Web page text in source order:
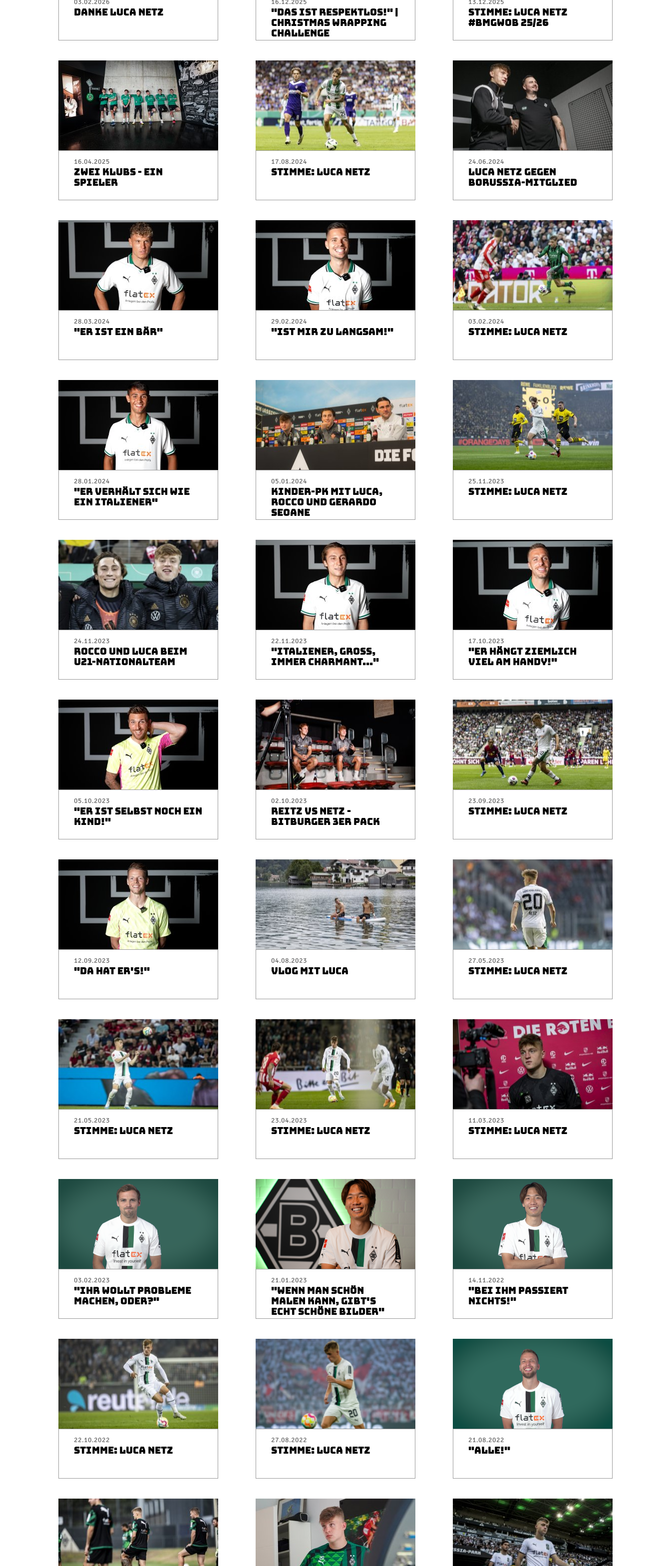
03.02.2026
DANKE LUCA NETZ
16.12.2025
"DAS IST RESPEKTLOS!" |
CHRISTMAS WRAPPING
CHALLENGE
13.12.2025
STIMME: LUCA NETZ
#BMGWOB 25/26
16.04.2025
ZWEI KLUBS - EIN
SPIELER
17.08.2024
STIMME: LUCA NETZ
24.06.2024
LUCA NETZ GEGEN
BORUSSIA-MITGLIED
28.03.2024
"ER IST EIN BÄR"
29.02.2024
"IST MIR ZU LANGSAM!"
03.02.2024
STIMME: LUCA NETZ
28.01.2024
"ER VERHÄLT SICH WIE
EIN ITALIENER"
05.01.2024
KINDER-PK MIT LUCA,
ROCCO UND GERARDO
SEOANE
25.11.2023
STIMME: LUCA NETZ
24.11.2023
ROCCO UND LUCA BEIM
U21-NATIONALTEAM
22.11.2023
"ITALIENER, GROSS, I
MMER CHARMANT..."
17.10.2023
"ER HÄNGT ZIEMLICH
VIEL AM HANDY!"
05.10.2023
"ER IST SELBST NOCH EIN
KIND!"
02.10.2023
REITZ VS NETZ -
BITBURGER 3ER PACK
23.09.2023
STIMME: LUCA NETZ
12.09.2023
"DA HAT ER'S!"
04.08.2023
VLOG MIT LUCA
27.05.2023
STIMME: LUCA NETZ
21.05.2023
STIMME: LUCA NETZ
23.04.2023
STIMME: LUCA NETZ
11.03.2023
STIMME: LUCA NETZ
03.02.2023
"IHR WOLLT PROBLEME
MACHEN, ODER?"
21.01.2023
"WENN MAN SCHÖN
MALEN KANN, GIBT'S
ECHT SCHÖNE BILDER"
14.11.2022
"BEI IHM PASSIERT
NICHTS!"
22.10.2022
STIMME: LUCA NETZ
27.08.2022
STIMME: LUCA NETZ
21.08.2022
"ALLE!"